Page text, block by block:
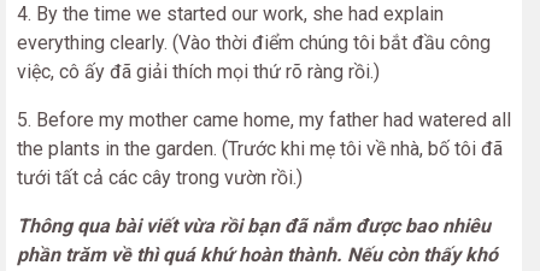
4. By the time we started our work, she had explain
everything clearly. (Vào thời điểm chúng tôi bắt đầu công
việc, cô ấy đã giải thích mọi thứ rõ ràng rồi.)
5. Before my mother came home, my father had watered all
the plants in the garden. (Trước khi mẹ tôi về nhà, bố tôi đã
tưới tất cả các cây trong vườn rồi.)
Thông qua bài viết vừa rồi bạn đã nắm được bao nhiêu
phần trăm về thì quá khứ hoàn thành. Nếu còn thấy khó